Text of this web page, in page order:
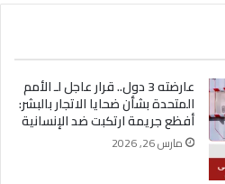
عارضته 3 دول.. قرار عاجل لـ الأمم
المتحدة بشأن ضحايا الاتجار بالبشر:
أفظع جريمة ارتكبت ضد الإنسانية
مارس 26, 2026